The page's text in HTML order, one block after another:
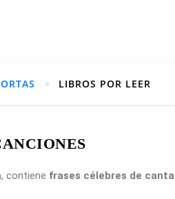
LIBROS POR LEER
, contiene frases célebres de